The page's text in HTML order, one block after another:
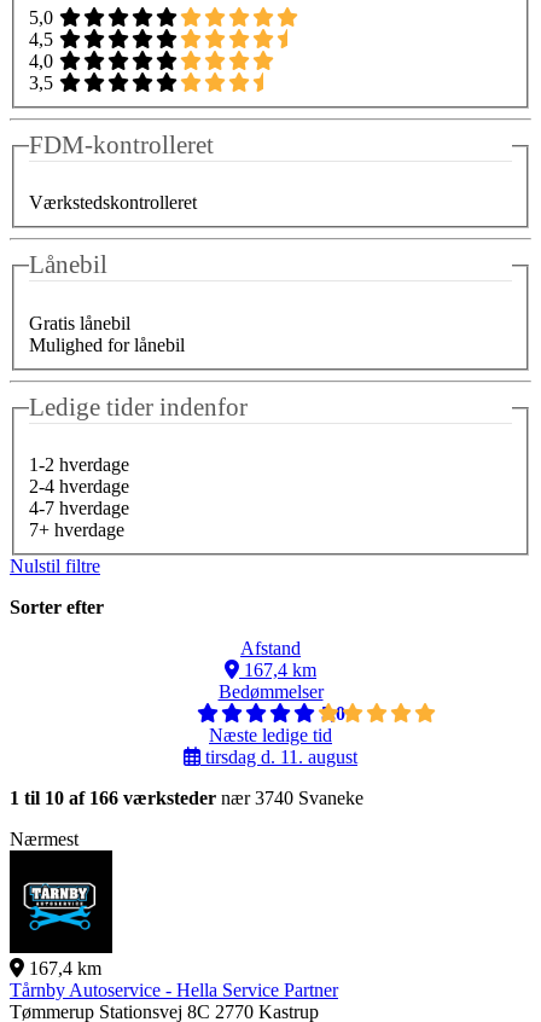
5,0
4,5
4,0
3,5
FDM-kontrolleret
Værkstedskontrolleret
Lånebil
Gratis lånebil
Mulighed for lånebil
Ledige tider indenfor
1-2 hverdage
2-4 hverdage
4-7 hverdage
7+ hverdage
Nulstil filtre
Sorter efter
Afstand
167,4 km
Bedømmelser
5,0
Næste ledige tid
tirsdag d. 11. august
1 til 10 af 166 værksteder nær 3740 Svaneke
Nærmest
167,4 km
Tårnby Autoservice - Hella Service Partner
Tømmerup Stationsvej 8C 2770 Kastrup